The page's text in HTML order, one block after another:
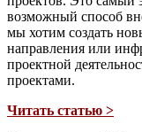
возможный способ
мы хотим создать
направления или
проектной
проектами.
Читать статью >